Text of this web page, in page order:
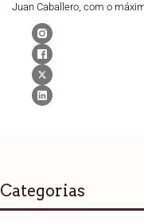
Juan Caballero, com o
Categorias